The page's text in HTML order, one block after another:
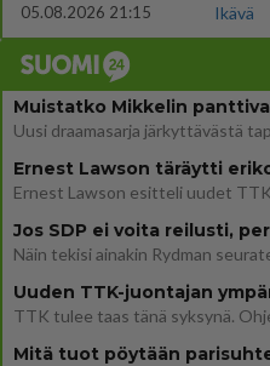
05.08.2026 21:15
Ikävä
Muistatko Mikkelin
Mitä tuot pöytään